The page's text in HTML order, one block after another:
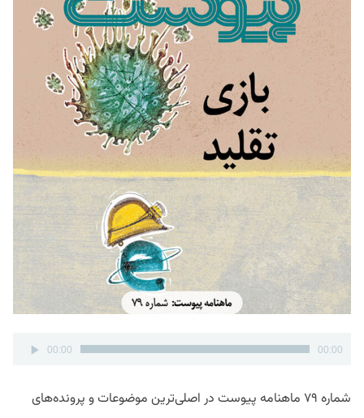
پخش‌کننده
00:00 00:00
شماره ۷۹ ماهنامه پیوست در اصلی‌ترین موضوعات و پرونده‌های